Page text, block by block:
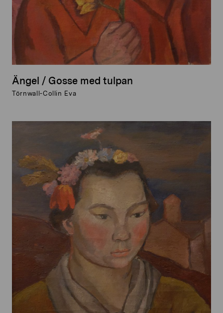
Ängel / Gosse med tulpan
Törnwall-Collin Eva